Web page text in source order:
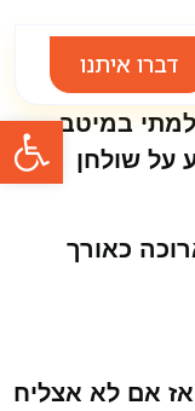
פתח
דברו איתנו
שילמתי במיטב
על שולחן
כאורך
אם לא אצליח